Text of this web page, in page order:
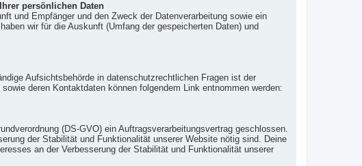
persönlichen Daten
und Empfänger und den Zweck der Datenverarbeitung sowie ein
wir für die Auskunft (Umfang der gespeicherten Daten) und
Aufsichtsbehörde in datenschutzrechtlichen Fragen ist der
deren Kontaktdaten können folgendem Link entnommen werden:
(DS-GVO) ein Auftragsverarbeitungsvertrag geschlossen.
der Stabilität und Funktionalität unserer Website nötig sind. Deine
an der Verbesserung der Stabilität und Funktionalität unserer